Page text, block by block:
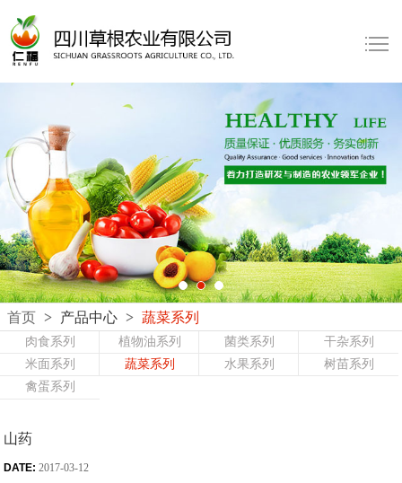
首页 > 产品中心 > 蔬菜系列
肉食系列 植物油系列 菌类系列
干杂系列
米面系列
蔬菜系列 水果系列
树苗系列
禽蛋系列
山药
DATE: 2017-03-12